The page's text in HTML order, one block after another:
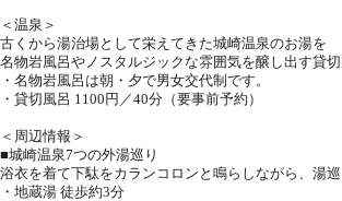
＜温泉＞
古くから湯治場として栄えてきた城崎温泉のお湯を
名物岩風呂やノスタルジックな雰囲気を醸し出す貸
・名物岩風呂は朝・夕で男女交代制です。
・貸切風呂 1100円／40分（要事前予約）
＜周辺情報＞
■城崎温泉7つの外湯巡り
浴衣を着て下駄をカランコロンと鳴らしながら、湯
・地蔵湯 徒歩約3分